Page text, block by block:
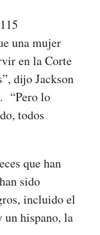
una mujer
en la Corte
dijo Jackson
“Pero lo
todos
que han
sido
incluido el
un hispano, la